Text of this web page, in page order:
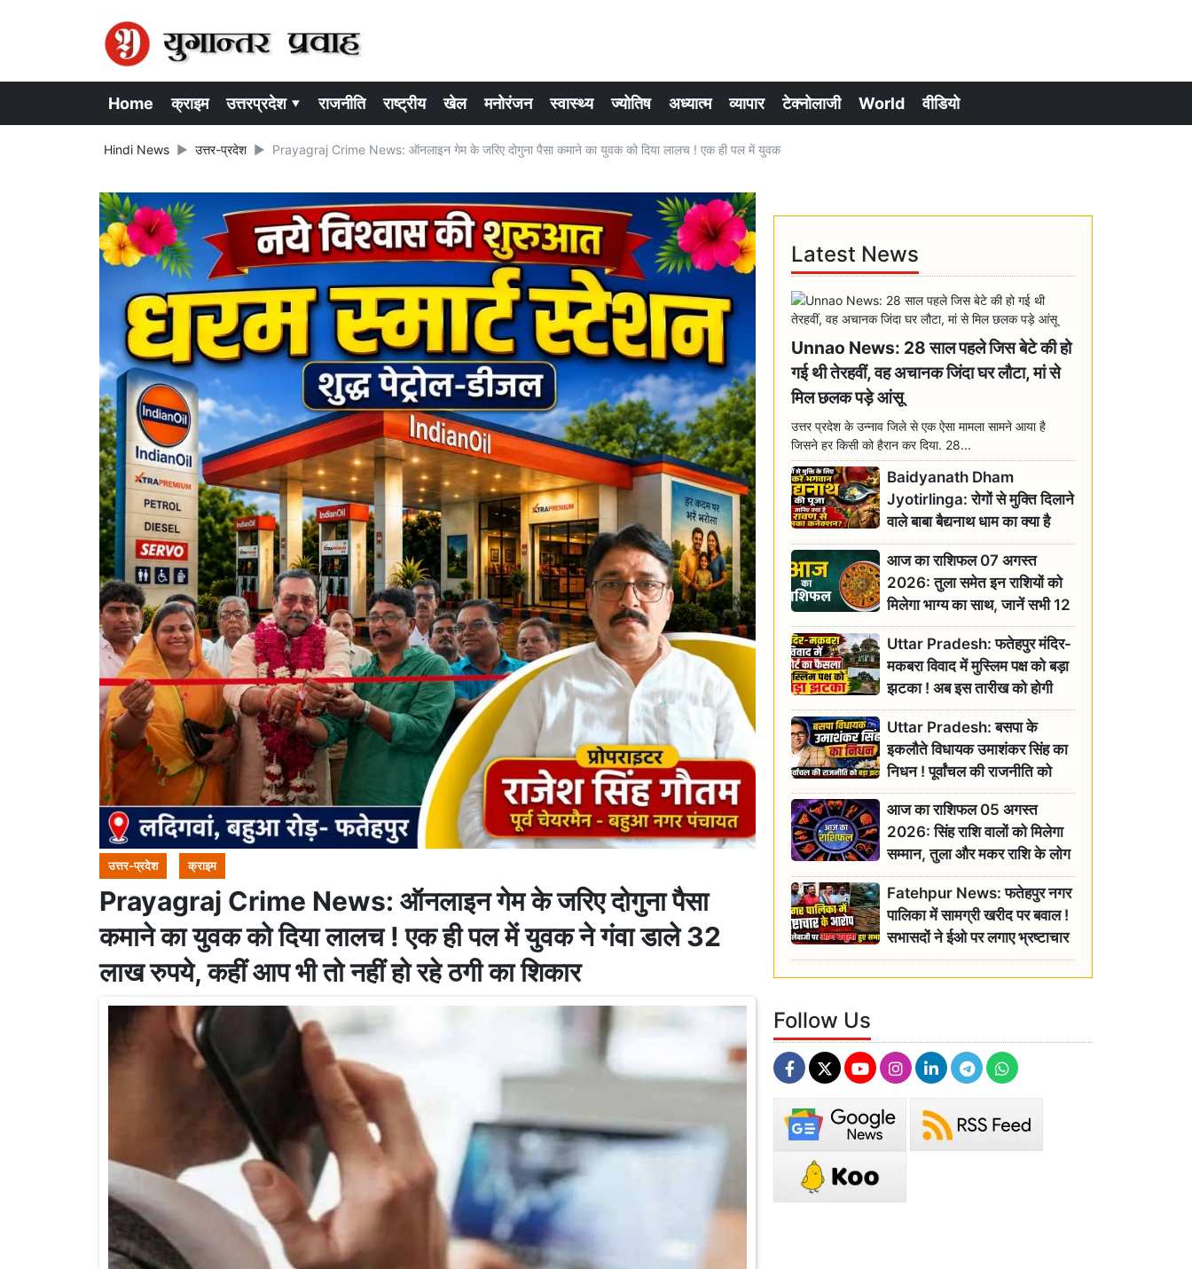
Home क्राइम उत्तरप्रदेश ▾ राजनीति राष्ट्रीय खेल मनोरंजन स्वास्थ्य ज्योतिष अध्यात्म व्यापार टेक्नोलाजी World वीडियो
Hindi News उत्तर-प्रदेश Prayagraj Crime News: ऑनलाइन गेम के जरिए दोगुना पैसा कमाने का युवक को दिया लालच ! एक ही पल में युवक
उत्तर-प्रदेश क्राइम
Prayagraj Crime News: ऑनलाइन गेम के जरिए दोगुना पैसा
कमाने का युवक को दिया लालच ! एक ही पल में युवक ने गंवा डाले 32
लाख रुपये, कहीं आप भी तो नहीं हो रहे ठगी का शिकार
Latest News
Unnao News: 28 साल पहले जिस बेटे की हो
गई थी तेरहवीं, वह अचानक जिंदा घर लौटा, मां से
मिल छलक पड़े आंसू
उत्तर प्रदेश के उन्नाव जिले से एक ऐसा मामला सामने आया है
जिसने हर किसी को हैरान कर दिया. 28...
Baidyanath Dham
Jyotirlinga: रोगों से मुक्ति दिलाने
वाले बाबा बैद्यनाथ धाम का क्या है
रावण से संबंध? जानिए ज्योतिर्लिंग की
महिमा
आज का राशिफल 07 अगस्त
2026: तुला समेत इन राशियों को
मिलेगा भाग्य का साथ, जानें सभी 12
राशियों का दैनिक भाग्यफल
Uttar Pradesh: फतेहपुर मंदिर-
मकबरा विवाद में मुस्लिम पक्ष को बड़ा
झटका ! अब इस तारीख को होगी
सुनवाई
Uttar Pradesh: बसपा के
इकलौते विधायक उमाशंकर सिंह का
निधन ! पूर्वांचल की राजनीति को
बड़ा झटका, योगी ने जताया दुःख
आज का राशिफल 05 अगस्त
2026: सिंह राशि वालों को मिलेगा
सम्मान, तुला और मकर राशि के लोग
रहें सतर्क
Fatehpur News: फतेहपुर नगर
पालिका में सामग्री खरीद पर बवाल !
सभासदों ने ईओ पर लगाए भ्रष्टाचार
के गंभीर आरोप
Follow Us